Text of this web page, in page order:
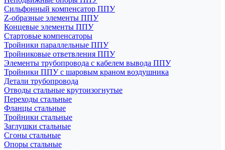
Cильфонный компенсатор ППУ
Z-образные элементы ППУ
Концевые элементы ППУ
Стартовые компенсаторы
Тройники параллельные ППУ
Тройниковые ответвления ППУ
Элементы трубопровода с кабелем вывода ППУ
Тройники ППУ с шаровым краном воздушника
Детали трубопровода
Отводы стальные крутоизогнутые
Переходы стальные
Фланцы стальные
Тройники стальные
Заглушки стальные
Сгоны стальные
Опоры стальные